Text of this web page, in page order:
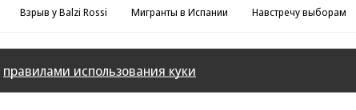
Взрыв у Balzi Rossi Мигранты в Испании Навстречу выборам
правилами использования куки